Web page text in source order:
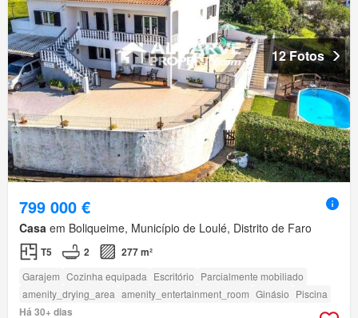
12 Fotos
799 000 €
Casa em Boliqueime, Município de Loulé, Distrito de Faro
T5 2 277 m²
Garajem Cozinha equipada Escritório Parcialmente mobiliado
amenity_drying_area amenity_entertainment_room Ginásio Piscina
Há 30+ dias